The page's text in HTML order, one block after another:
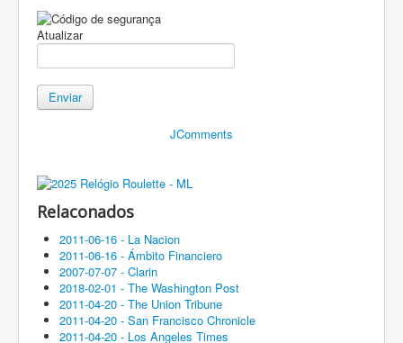
Atualizar
Enviar
JComments
Relaconados
2011-06-16 - La Nacion
2011-06-16 - Ámbito Financiero
2007-07-07 - Clarin
2018-02-01 - The Washington Post
2011-04-20 - The Union Tribune
2011-04-20 - San Francisco Chronicle
2011-04-20 - Los Angeles Times